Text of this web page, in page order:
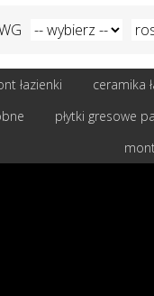
łazienki ceramika
płytki gresowe